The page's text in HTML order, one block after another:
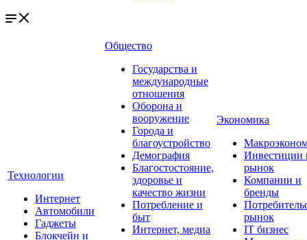
Технологии
Интернет
Автомобили
Гаджеты
Блокчейн и
Общество
Государства и
международные
отношения
Оборона и
вооружение
Города и
благоустройство
Демография
Благостостояние,
здоровье и
качество жизни
Потребление и
быт
Интернет, медиа
Экономика
Инвестиции
рынок
Компании и
бренды
рынок
IT бизнес